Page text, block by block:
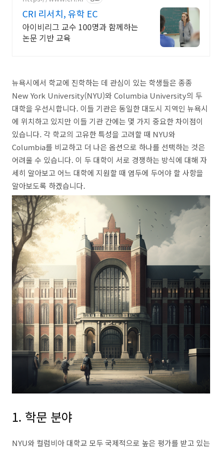
CRI 리서치, 유학 EC
아이비리그 교수 100명과 함께하는
논문 기반 교육
뉴욕시에서 학교에 진학하는 데 관심이 있는 학생들은 종종
New York University(NYU)와 Columbia University의 두
대학을 우선시합니다. 이들 기관은 동일한 대도시 지역인 뉴욕시
에 위치하고 있지만 이들 기관 간에는 몇 가지 중요한 차이점이
있습니다. 각 학교의 고유한 특성을 고려할 때 NYU와
Columbia를 비교하고 더 나은 옵션으로 하나를 선택하는 것은
어려울 수 있습니다. 이 두 대학이 서로 경쟁하는 방식에 대해 자
세히 알아보고 어느 대학에 지원할 때 염두에 두어야 할 사항을
알아보도록 하겠습니다.
1. 학문 분야
NYU와 컬럼비아 대학교 모두 국제적으로 높은 평가를 받고 있는